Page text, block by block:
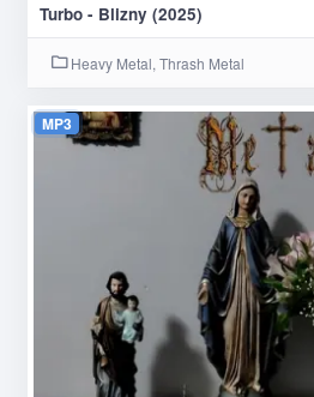
Turbo - Blizny (2025)
Heavy Metal, Thrash Metal
MP3